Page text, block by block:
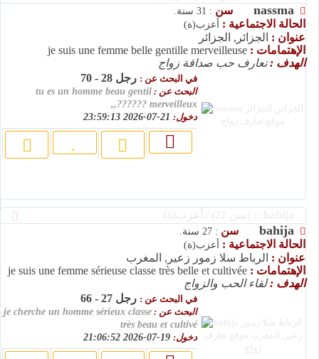
nassma سن : 31 سنة.
الحالة الاجتماعية : أعزب(ة)
عنوان : الجزائر, الجزائر
الإهتمامات : je suis une femme belle gentille merveilleuse
الهدف :تعارف حب صداقة زواج
في البحث عن : رجل 28 - 70
البحث عن : tu es un homme beau gentil
merveilleux ??????,,
دخول:
bahija سن : 27 سنة.
الحالة الاجتماعية : أعزب(ة)
عنوان : الرباط سلا زمور زعير, المغرب
الإهتمامات : je suis une femme sérieuse classe très belle et cultivée
الهدف :لقاء الحب والزواج
في البحث عن : رجل 27 - 66
البحث عن : je cherche un homme sérieux classe
très beau et cultivé
دخول: